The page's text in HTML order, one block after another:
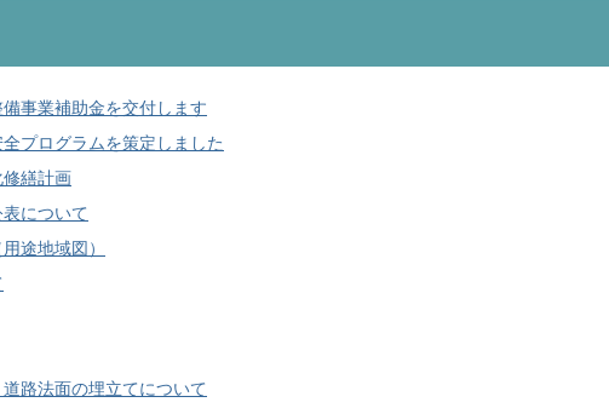
事業補助金を交付します
プログラムを策定しました
繕計画
について
途地域図）
路法面の埋立てについて